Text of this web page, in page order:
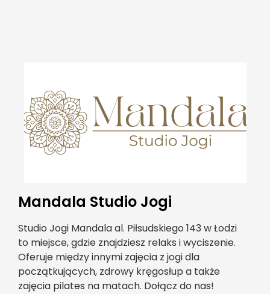
Mandala Studio Jogi
Studio Jogi Mandala al. Piłsudskiego 143 w Łodzi
to miejsce, gdzie znajdziesz relaks i wyciszenie.
Oferuje między innymi zajęcia z jogi dla
początkujących, zdrowy kręgosłup a także
zajęcia pilates na matach. Dołącz do nas!